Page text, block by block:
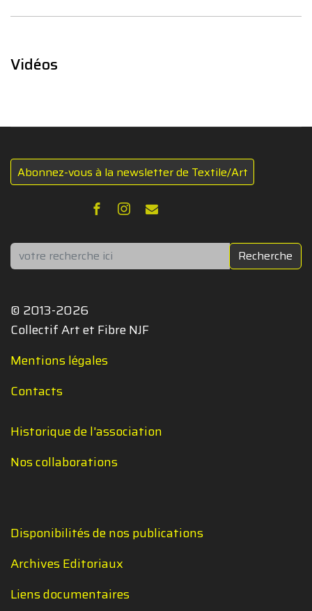
Vidéos
Abonnez-vous à la newsletter de Textile/Art
Rechercher Recherche
© 2013-2026
Collectif Art et Fibre NJF
Mentions légales
Contacts
Historique de l'association
Nos collaborations
Disponibilités de nos publications
Archives Editoriaux
Liens documentaires